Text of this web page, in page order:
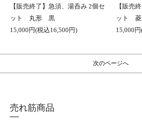
【販売終了】急須、湯呑み 2個セ
ット 丸形 黒
15,000円(税込16,500円)
【販売
ット
15,000
次のページへ
売れ筋商品